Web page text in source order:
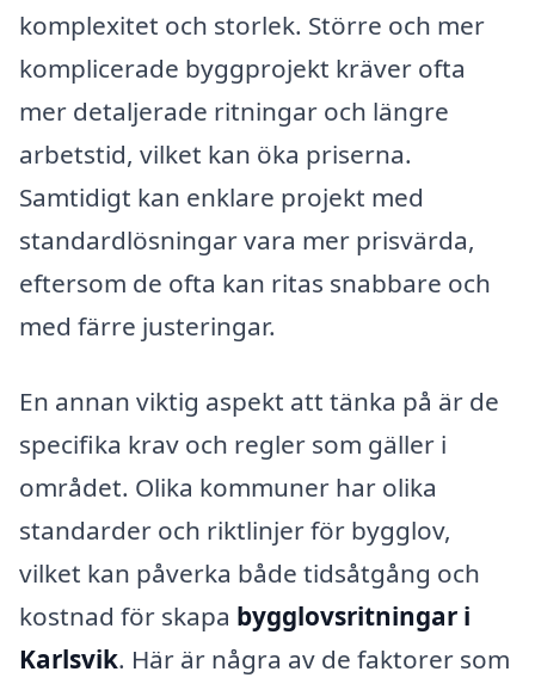
komplexitet och storlek. Större och mer
komplicerade byggprojekt kräver ofta
mer detaljerade ritningar och längre
arbetstid, vilket kan öka priserna.
Samtidigt kan enklare projekt med
standardlösningar vara mer prisvärda,
eftersom de ofta kan ritas snabbare och
med färre justeringar.
En annan viktig aspekt att tänka på är de
specifika krav och regler som gäller i
området. Olika kommuner har olika
standarder och riktlinjer för bygglov,
vilket kan påverka både tidsåtgång och
kostnad för skapa bygglovsritningar i
Karlsvik. Här är några av de faktorer som